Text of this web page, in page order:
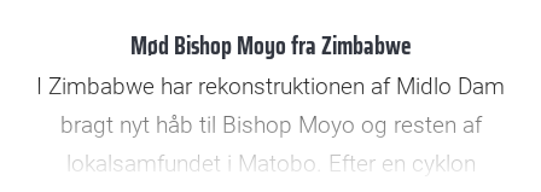
Mød Bishop Moyo fra Zimbabwe
I Zimbabwe har rekonstruktionen af Midlo Dam
bragt nyt håb til Bishop Moyo og resten af
lokalsamfundet i Matobo. Efter en cyklon